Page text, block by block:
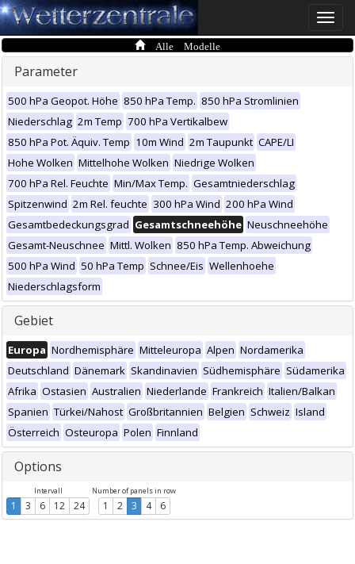
Toggle
Alle Modelle
Parameter
500 hPa Geopot. Höhe 850 hPa Temp. 850 hPa Stromlinien
Niederschlag 2m Temp 700 hPa Vertikalbew
850 hPa Pot. Äquiv. Temp 10m Wind 2m Taupunkt CAPE/LI
Hohe Wolken Mittelhohe Wolken Niedrige Wolken
700 hPa Rel. Feuchte Min/Max Temp. Gesamtniederschlag
Spitzenwind 2m Rel. feuchte 300 hPa Wind 200 hPa Wind
Gesamtbedeckungsgrad Gesamtschneehöhe Neuschneehöhe
Gesamt-Neuschnee Mittl. Wolken 850 hPa Temp. Abweichung
500 hPa Wind 50 hPa Temp Schnee/Eis Wellenhoehe
Niederschlagsform
Gebiet
Europa Nordhemisphäre Mitteleuropa Alpen Nordamerika
Deutschland Dänemark Skandinavien Südhemisphäre Südamerika
Afrika Ostasien Australien Niederlande Frankreich Italien/Balkan
Spanien Türkei/Nahost Großbritannien Belgien Schweiz Island
Österreich Osteuropa Polen Finnland
Options
Intervall
1 3 6 12 24
Number of panels in row
1 2 3 4 6